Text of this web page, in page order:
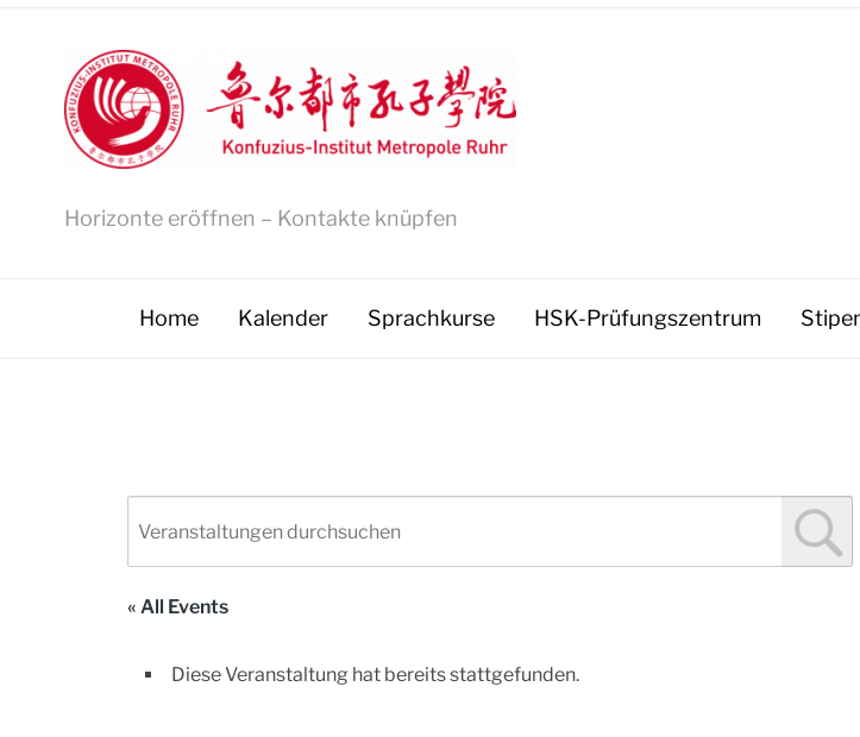
Horizonte eröffnen – Kontakte knüpfen
Home Kalender Sprachkurse HSK-Prüfungszentrum
« All Events
Diese Veranstaltung hat bereits stattgefunden.